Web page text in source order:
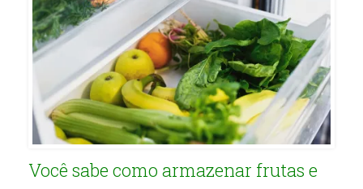
Você sabe como armazenar frutas e